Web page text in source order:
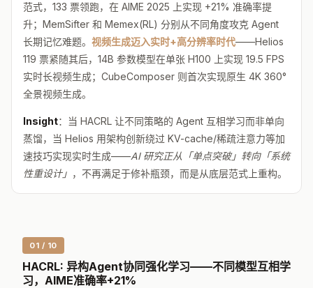
范式，133 票领跑，在 AIME 2025 上实现 +21% 准确率提
升；MemSifter 和 Memex(RL) 分别从不同角度攻克 Agent
长期记忆难题。 视频生成迈入实时+高分辨率时代——Helios
119 票紧随其后，14B 参数模型在单张 H100 上实现 19.5 FPS
实时长视频生成；CubeComposer 则首次实现原生 4K 360°
全景视频生成。
Insight：当 HACRL 让不同策略的 Agent 互相学习而非单向
蒸馏，当 Helios 用架构创新绕过 KV-cache/稀疏注意力等加
速技巧实现实时生成——AI 研究正从「单点突破」转向「系统
性重设计」 ，不再满足于修补瓶颈，而是从底层范式上重构。
01 / 10
HACRL: 异构Agent协同强化学习——不同模型互相学
习，AIME准确率+21%